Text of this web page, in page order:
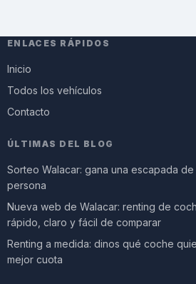
ENLACES RÁPIDOS
Inicio
Todos los vehículos
Contacto
ÚLTIMAS DEL BLOG
Sorteo Walacar: gana una escapada
persona
Nueva web de Walacar: renting de
rápido, claro y fácil de comparar
Renting a medida: dinos qué coche
mejor cuota